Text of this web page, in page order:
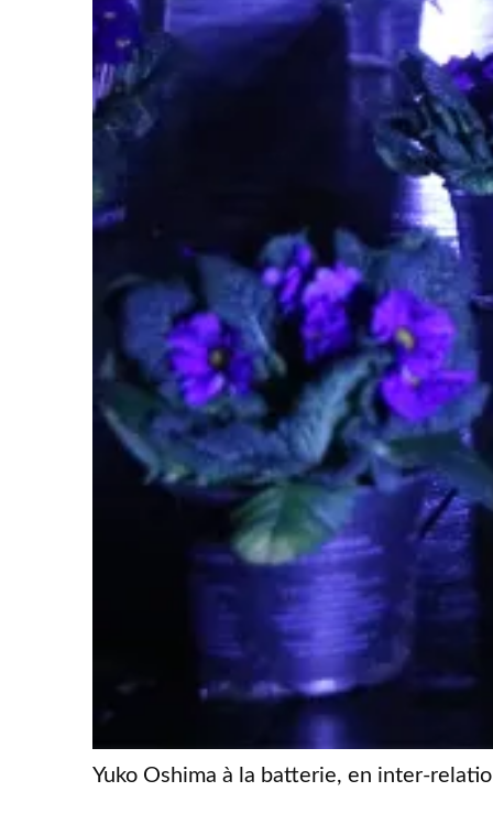
Yuko Oshima à la batterie, en inter-